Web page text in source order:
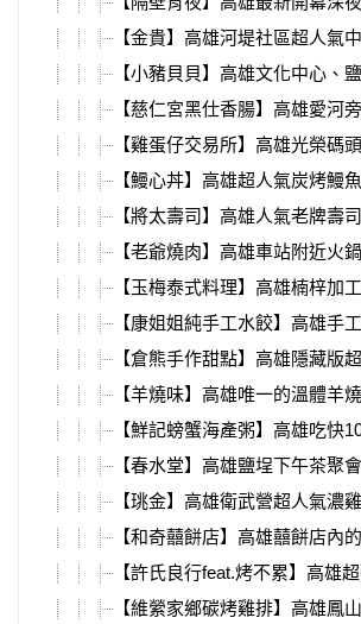
【金貴】高雄河堤社區超人氣
【小豬貝貝】高雄文化中心、
【慈仁宮黑仕香腸】高雄愛河
【雞蛋仔交易所】高雄光榮碼
【鰻心丼】高雄超人氣炭烤鰻
【將太壽司】高雄人氣老牌壽
【老爺燒肉】高雄車站附近火
【玉梅泰式料理】高雄楠梓加
【康姐姐純手工水餃】高雄手
【倉熊手作甜點】高雄隱藏版
【羊燒味】高雄唯一的溫體羊
【鮮記螃蟹海產粥】高雄吃快
【春水堂】高雄鹽埕下午茶聚
【珧金】高雄衛武營超人氣濃
【和奇囍餅店】高雄囍餅店內
【許氏良行feat.烤不累】高雄
【維縈家鄉碳烤雞排】高雄鳳